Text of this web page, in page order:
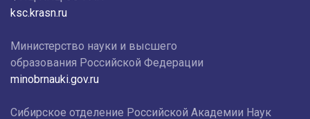
ksc.krasn.ru
Министерство науки и высшего
образования Российской Федерации
minobrnauki.gov.ru
Сибирское отделение Российской Академии Наук